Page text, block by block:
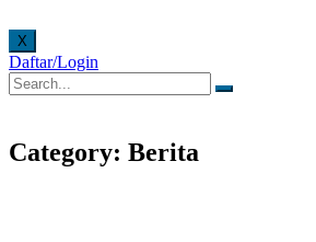
X
Daftar/Login
Category: Berita